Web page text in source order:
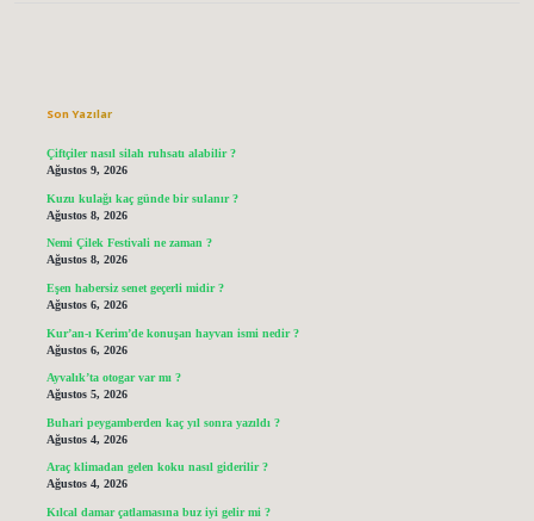
Son Yazılar
Çiftçiler nasıl silah ruhsatı alabilir ?
Ağustos 9, 2026
Kuzu kulağı kaç günde bir sulanır ?
Ağustos 8, 2026
Nemi Çilek Festivali ne zaman ?
Ağustos 8, 2026
Eşen habersiz senet geçerli midir ?
Ağustos 6, 2026
Kur’an-ı Kerim’de konuşan hayvan ismi nedir ?
Ağustos 6, 2026
Ayvalık’ta otogar var mı ?
Ağustos 5, 2026
Buhari peygamberden kaç yıl sonra yazıldı ?
Ağustos 4, 2026
Araç klimadan gelen koku nasıl giderilir ?
Ağustos 4, 2026
Kılcal damar çatlamasına buz iyi gelir mi ?